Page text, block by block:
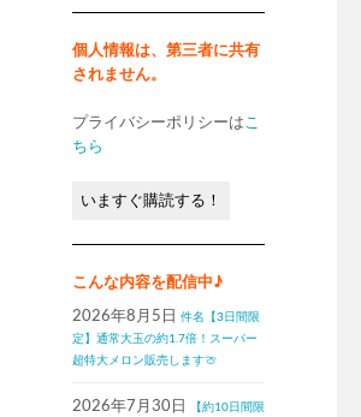
だ
い
*
個人情報は、第三者に共有
されません。
プライバシーポリシーはこ
ちら
こんな内容を配信中♪
2026年8月5日 件名【3日間限
定】通常大玉の約1.7倍！スーパー
超特大メロン販売します🍈
2026年7月30日
【約10日間限